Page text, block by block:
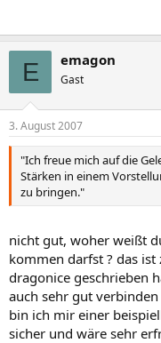
E emagon
Gast
3. August 2007
"Ich freue mich auf die
Stärken in einem
zu bringen."
nicht gut, woher weißt
kommen darfst ? das
dragonice geschrieben
auch sehr gut
bin ich mir einer
sicher und wäre sehr